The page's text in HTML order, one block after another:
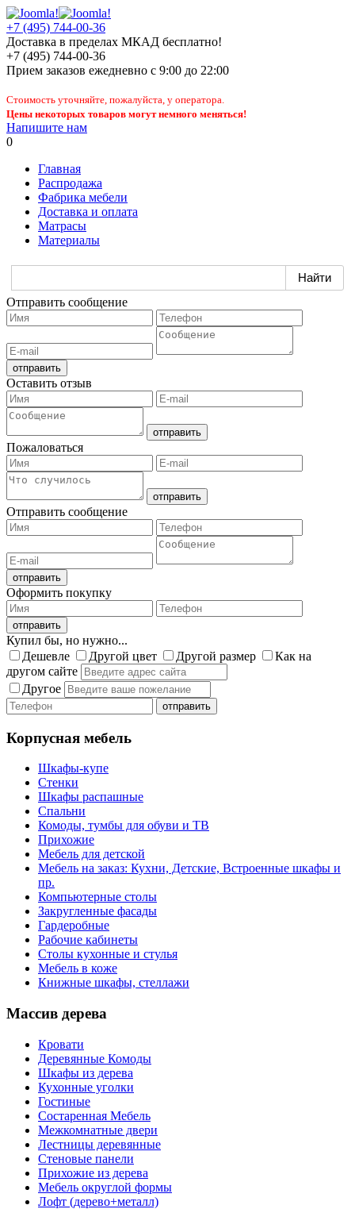
+7 (495) 744-00-36
Доставка в пределах МКАД бесплатно!
+7 (495) 744-00-36
Прием заказов ежедневно с 9:00 до 22:00
Стоимость уточняйте, пожалуйста, у оператора.
Цены некоторых товаров могут немного меняться!
Напишите нам
0
Главная
Распродажа
Фабрика мебели
Доставка и оплата
Матрасы
Материалы
Отправить сообщение
Оставить отзыв
Пожаловаться
Отправить сообщение
Оформить покупку
Купил бы, но нужно...
Дешевле
Другой цвет Другой размер
Как на
другом сайте
Другое
Корпусная мебель
Шкафы-купе
Стенки
Шкафы распашные
Спальни
Комоды, тумбы для обуви и ТВ
Прихожие
Мебель для детской
Мебель на заказ: Кухни, Детские, Встроенные шкафы и
пр.
Компьютерные столы
Закругленные фасады
Гардеробные
Рабочие кабинеты
Столы кухонные и стулья
Мебель в коже
Книжные шкафы, стеллажи
Массив дерева
Кровати
Деревянные Комоды
Шкафы из дерева
Кухонные уголки
Гостиные
Состаренная Мебель
Межкомнатные двери
Лестницы деревянные
Стеновые панели
Прихожие из дерева
Мебель округлой формы
Лофт (дерево+металл)